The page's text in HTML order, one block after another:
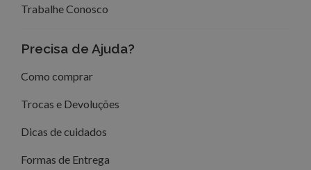
Trabalhe Conosco
Precisa de Ajuda?
Como comprar
Trocas e Devoluções
Dicas de cuidados
Formas de Entrega